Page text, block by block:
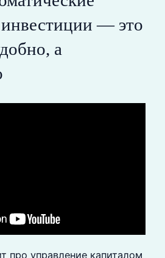
— это
а
про управление капиталом